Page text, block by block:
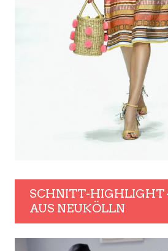
SCHNITT-HIGHLIGHT
AUS NEUKÖLLN